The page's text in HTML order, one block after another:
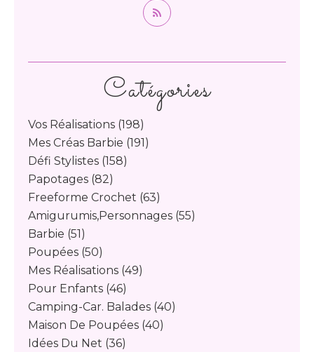
Catégories
Vos Réalisations (198)
Mes Créas Barbie (191)
Défi Stylistes (158)
Papotages (82)
Freeforme Crochet (63)
Amigurumis,personnages (55)
Barbie (51)
Poupées (50)
Mes Réalisations (49)
Pour Enfants (46)
Camping-Car. Balades (40)
Maison De Poupées (40)
Idées Du Net (36)